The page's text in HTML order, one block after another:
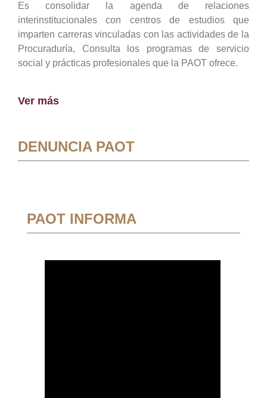
Es consolidar la agenda de relaciones
interinstitucionales con centros de estudios que
imparten carreras vinculadas con las actividades de la
Procuraduría, Consulta los programas de servicio
social y prácticas profesionales que la PAOT ofrece.
Ver más
DENUNCIA PAOT
PAOT INFORMA